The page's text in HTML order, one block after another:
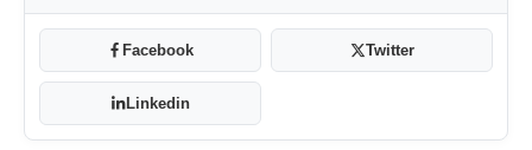
Facebook Twitter
Linkedin